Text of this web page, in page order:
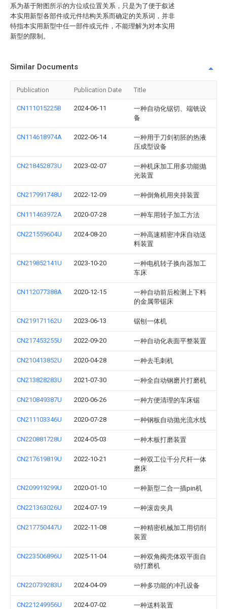
系为基于附图所示的方位或位置关系，只是为了便于叙述
本实用新型各部件或元件结构关系而确定的关系词，并非
特指本实用新型中任一部件或元件，不能理解为对本实用
新型的限制。
Similar Documents
Publication Publication Date Title
CN111015225B 2024-06-11
一种自动化锯切、端铣设
备
CN114618974A 2022-06-14
一种用于刀剑初胚的热液
压成型设备
CN218452873U 2023-02-07
一种机床加工用多功能抛
光装置
CN217991748U 2022-12-09 一种倒角机用夹持装置
CN111463972A 2020-07-28 一种车用转子加工方法
CN221559604U 2024-08-20
一种高速精密冲床自动送
料装置
CN219852141U 2023-10-20
一种电机转子换向器加工
车床
CN112077388A 2020-12-15
一种自动前后检测上下料
的金属带锯床
CN219171162U 2023-06-13 锯刨一体机
CN217453255U 2022-09-20 一种自动化表面平整装置
CN210413852U 2020-04-28 一种去毛刺机
CN213828283U 2021-07-30 一种全自动钢磨片打磨机
CN210849387U 2020-06-26 一种方便清理的车床锯
CN211103346U 2020-07-28 一种钢板自动抛光流水线
CN220881728U 2024-05-03 一种木板打磨装置
CN217619819U 2022-10-21
一种双工位千分尺杆一体
磨床
CN209919299U 2020-01-10 一种新型二合一插pin机
CN221363026U 2024-07-19 一种滚齿夹具
CN217750447U 2022-11-08
一种精密机械加工用切削
装置
CN223506896U 2025-11-04
一种双角阀壳体双平面自
动打磨机
CN220739283U 2024-04-09 一种多功能的冲孔设备
CN221249956U 2024-07-02 一种送料装置